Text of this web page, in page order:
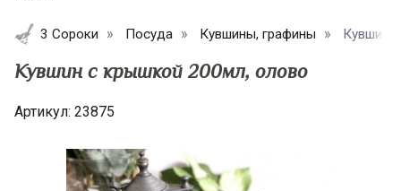
3 Сороки Посуда Кувшины, графины Кувшин
Кувшин с крышкой 200мл, олово
Артикул: 23875